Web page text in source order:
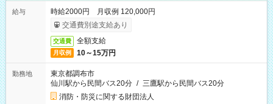
給与
時給2000円 月収例 120,000円
交通費別途支給あり
交通費 全額支給
月収例 10～15万円
勤務地
東京都調布市
仙川駅から民間バス20分 / 三鷹駅から民間バス20分
消防・防災に関する財団法人